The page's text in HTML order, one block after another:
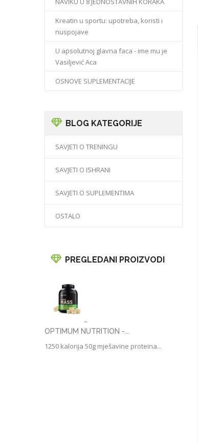
Kreatin u sportu: upotreba, koristi i
nuspojave
U apsolutnoj glavna faca - ime mu je
Vasiljević Aca
OSNOVE SUPLEMENTACIJE
BLOG KATEGORIJE
SAVJETI O TRENINGU
SAVJETI O ISHRANI
SAVJETI O SUPLEMENTIMA
OSTALO
PREGLEDANI PROIZVODI
OPTIMUM NUTRITION -...
1250 kalorija 50g mješavine proteina...